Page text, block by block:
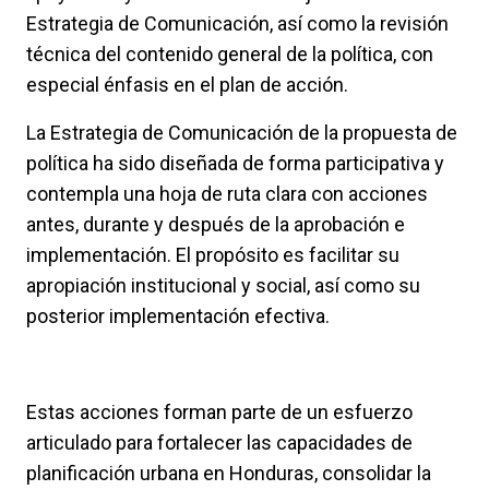
Estrategia de Comunicación, así como la revisión
técnica del contenido general de la política, con
especial énfasis en el plan de acción.
La Estrategia de Comunicación de la propuesta de
política ha sido diseñada de forma participativa y
contempla una hoja de ruta clara con acciones
antes, durante y después de la aprobación e
implementación. El propósito es facilitar su
apropiación institucional y social, así como su
posterior implementación efectiva.
Estas acciones forman parte de un esfuerzo
articulado para fortalecer las capacidades de
planificación urbana en Honduras, consolidar la